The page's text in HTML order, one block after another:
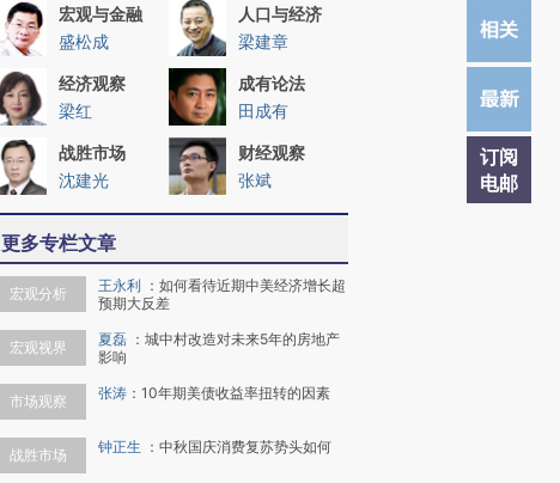
订阅
电邮
宏观与金融
盛松成
人口与经济
梁建章
经济观察
梁红
成有论法
田成有
战胜市场
沈建光
财经观察
张斌
更多专栏文章
宏观分析 王永利 ： 如何看待近期中美经济增长超
预期大反差
宏观视界 夏磊 ： 城中村改造对未来5年的房地产
影响
市场观察 张涛 ： 10年期美债收益率扭转的因素
战胜市场 钟正生 ： 中秋国庆消费复苏势头如何